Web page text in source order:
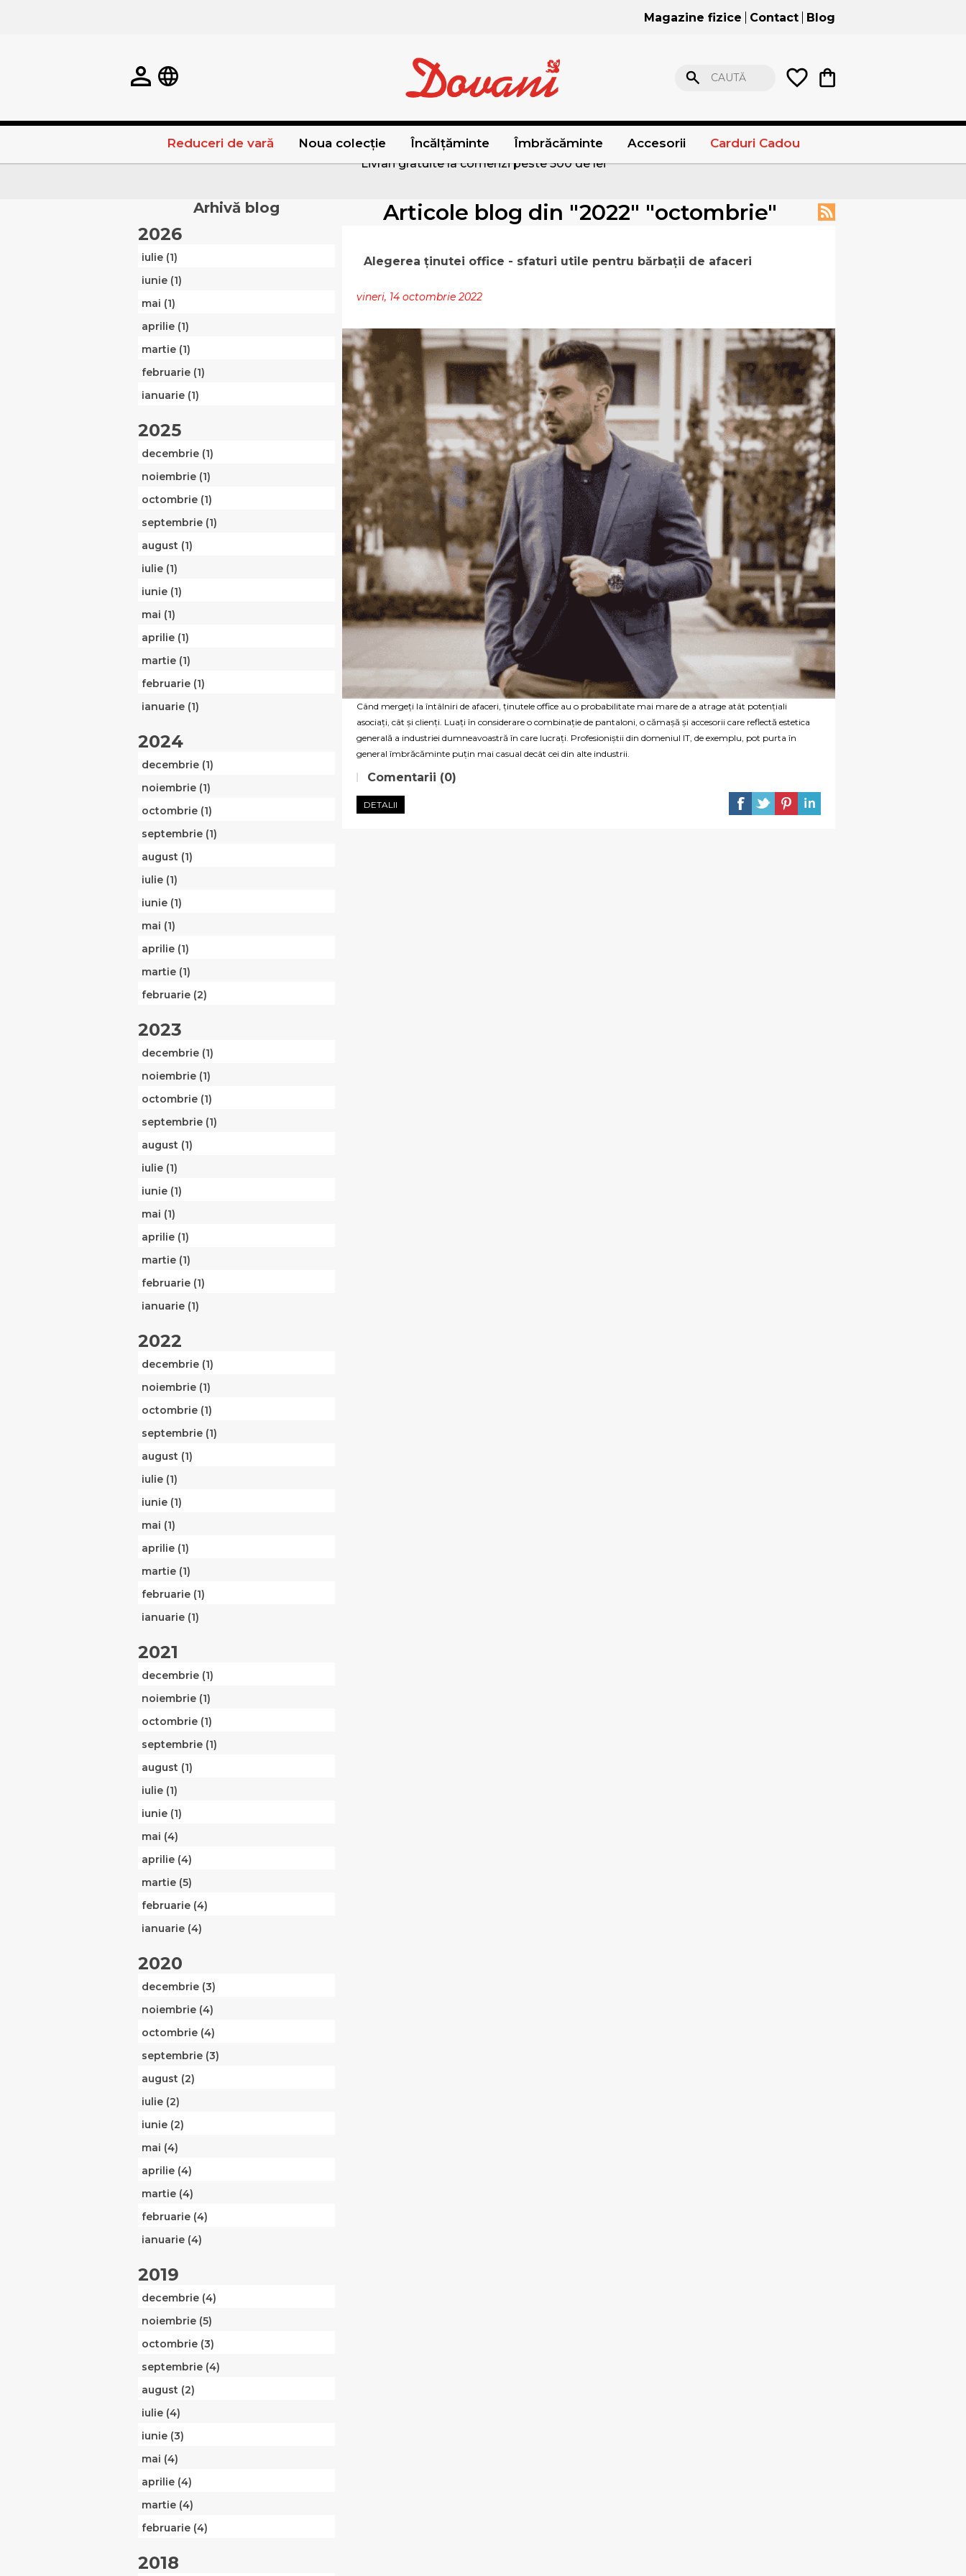
Magazine fizice Contact Blog
CAUTĂ
Reduceri de vară Noua colecție Încălțăminte Îmbrăcăminte Accesorii Carduri Cadou
Livrari gratuite la comenzi peste 500 de lei
Arhivă blog
2026
iulie (1)
iunie (1)
mai (1)
aprilie (1)
martie (1)
februarie (1)
ianuarie (1)
2025
decembrie (1)
noiembrie (1)
octombrie (1)
septembrie (1)
august (1)
iulie (1)
iunie (1)
mai (1)
aprilie (1)
martie (1)
februarie (1)
ianuarie (1)
2024
decembrie (1)
noiembrie (1)
octombrie (1)
septembrie (1)
august (1)
iulie (1)
iunie (1)
mai (1)
aprilie (1)
martie (1)
februarie (2)
2023
decembrie (1)
noiembrie (1)
octombrie (1)
septembrie (1)
august (1)
iulie (1)
iunie (1)
mai (1)
aprilie (1)
martie (1)
februarie (1)
ianuarie (1)
2022
decembrie (1)
noiembrie (1)
octombrie (1)
septembrie (1)
august (1)
iulie (1)
iunie (1)
mai (1)
aprilie (1)
martie (1)
februarie (1)
ianuarie (1)
2021
decembrie (1)
noiembrie (1)
octombrie (1)
septembrie (1)
august (1)
iulie (1)
iunie (1)
mai (4)
aprilie (4)
martie (5)
februarie (4)
ianuarie (4)
2020
decembrie (3)
noiembrie (4)
octombrie (4)
septembrie (3)
august (2)
iulie (2)
iunie (2)
mai (4)
aprilie (4)
martie (4)
februarie (4)
ianuarie (4)
2019
decembrie (4)
noiembrie (5)
octombrie (3)
septembrie (4)
august (2)
iulie (4)
iunie (3)
mai (4)
aprilie (4)
martie (4)
februarie (4)
2018
Articole blog din "2022" "octombrie"
Alegerea ținutei office - sfaturi utile pentru bărbații de afaceri
vineri, 14 octombrie 2022
Când mergeți la întâlniri de afaceri, ținutele office au o probabilitate mai mare de a atrage atât potențiali
asociați, cât și clienți. Luați în considerare o combinație de pantaloni, o cămașă și accesorii care reflectă estetica
generală a industriei dumneavoastră în care lucrați. Profesioniștii din domeniul IT, de exemplu, pot purta în
general îmbrăcăminte puțin mai casual decât cei din alte industrii.
Comentarii (0)
DETALII